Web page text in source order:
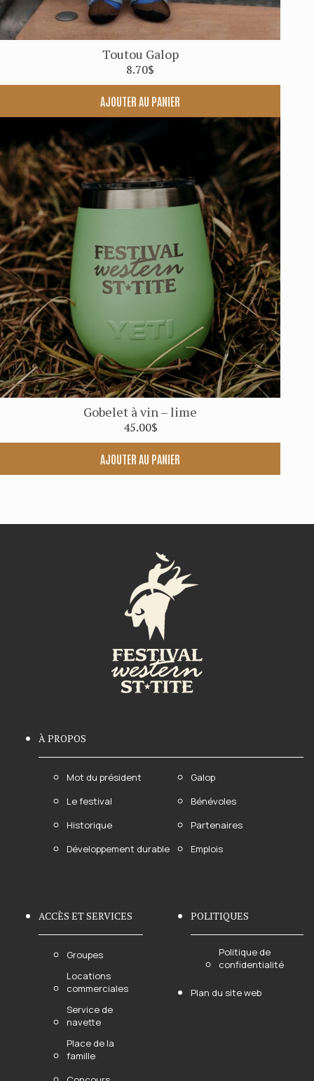
Toutou Galop
8.70$
AJOUTER AU PANIER
Gobelet à vin – lime
45.00$
AJOUTER AU PANIER
À PROPOS
Mot du président
Le festival
Historique
Développement durable
Galop
Bénévoles
Partenaires
Emplois
ACCÈS ET SERVICES
Groupes
Locations
commerciales
Service de
navette
Place de la
famille
POLITIQUES
Politique de
confidentialité
Plan du site web